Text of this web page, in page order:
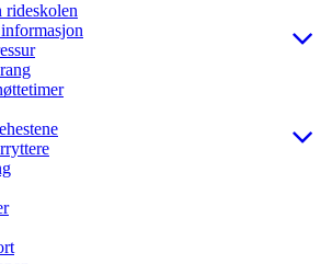
rideskolen